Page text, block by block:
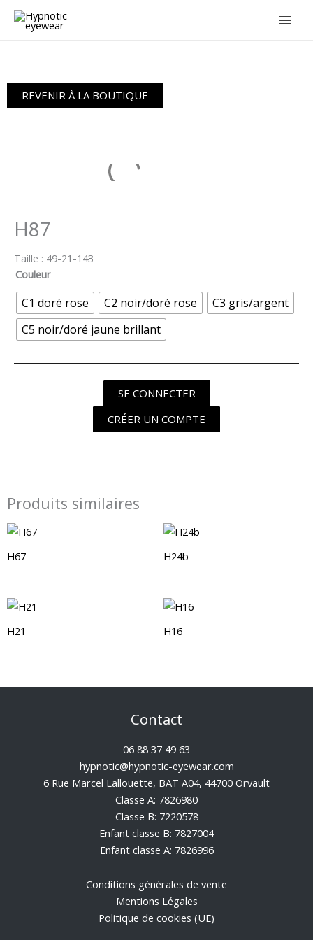
Aller
REVENIR À LA BOUTIQUE
H87
Taille : 49-21-143
Couleur
C1 doré rose C2 noir/doré rose
C3 gris/argent
C5 noir/doré jaune brillant
SE CONNECTER
CRÉER UN COMPTE
Produits similaires
H67 H24b
H21 H16
Contact
06 88 37 49 63
hypnotic@hypnotic-eyewear.com
6 Rue Marcel Lallouette, BAT A04, 44700 Orvault
Classe A: 7826980
Classe B: 7220578
Enfant classe B: 7827004
Enfant classe A: 7826996
Conditions générales de vente
Mentions Légales
Politique de cookies (UE)